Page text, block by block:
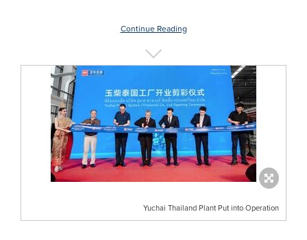
Continue Reading
Yuchai Thailand Plant Put into Operation